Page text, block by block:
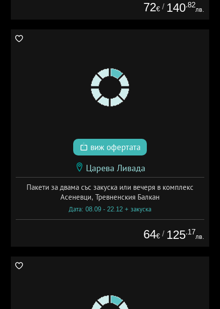
72€ / 140.82
лв.
виж офертата
Царева Ливада
Пакети за двама със закуска или вечеря в комплекс
Асеневци, Тревненския Балкан
Дата: 08.09 - 22.12 + закуска
64€ / 125.17
лв.